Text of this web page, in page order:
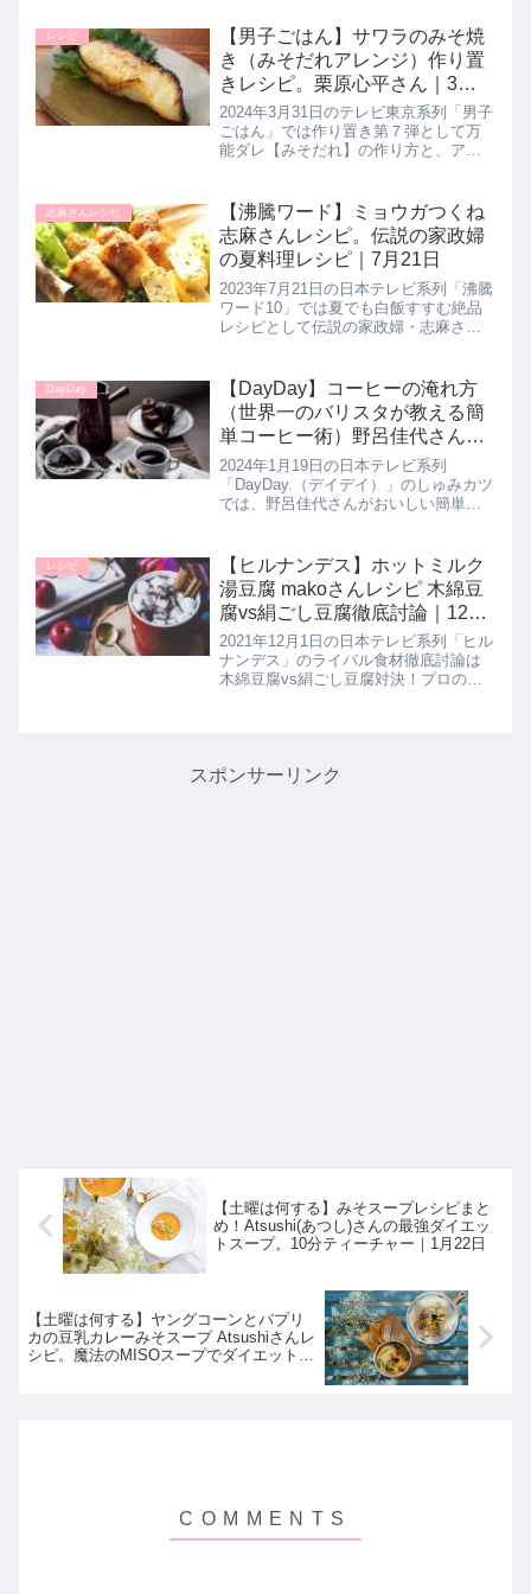
品の夏レシピ【しょうが焼き】の作り
方を教えてくれたので詳しく...
レシピ
【男子ごはん】サワラのみそ焼
き（みそだれアレンジ）作り置
きレシピ。栗原心平さん｜3月
31日
2024年3月31日のテレビ東京系列「男子
ごはん」では作り置き第７弾として万
能ダレ【みそだれ】の作り方と、アレ
す。こちらでは作り置きレシピ【みそ
ダレ】をアレンジした【サワラ...
志麻さんレシピ
【沸騰ワード】ミョウガつくね
志麻さんレシピ。伝説の家政婦
の夏料理レシピ｜7月21日
2023年7月21日の日本テレビ系列「沸騰
ワード10」では夏でも白飯すすむ絶品
レシピとして伝説の家政婦・志麻さん
品の夏レシピ【みょうがつくね】の作
り方を教えてくれたので詳し...
DayDay
【DayDay】コーヒーの淹れ方
（世界一のバリスタが教える簡
単コーヒー術）野呂佳代さんが
実践！しゅみカツ｜1月19日
【デイデイ】
2024年1月19日の日本テレビ系列
「DayDay.（デイデイ）」のしゅみカツ
では、野呂佳代さんがおいしい簡単コ
詳しく紹介します。>>DayDay記事一覧
はこちらコーヒーの...
レシピ
【ヒルナンデス】ホットミルク
湯豆腐 makoさんレシピ 木綿豆
腐vs絹ごし豆腐徹底討論｜12月
1日
2021年12月1日の日本テレビ系列「ヒル
ナンデス」のライバル食材徹底討論は
木綿豆腐vs絹ごし豆腐対決！プロのオ
スポンサーリンク
【土曜は何する】みそスープレシピまと
め！Atsushi(あつし)さんの最強ダイエッ
トスープ。10分ティーチャー｜1月22日
【土曜は何する】ヤングコーンとパプリ
カの豆乳カレーみそスープ Atsushiさんレ
シピ。魔法のMISOスープでダイエット！